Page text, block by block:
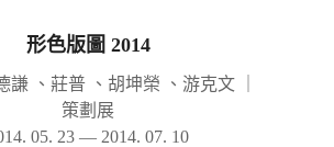
形色版圖 2014
謙 、莊普 、胡坤榮 、游克文
策劃展
05. 23 — 2014. 07. 10